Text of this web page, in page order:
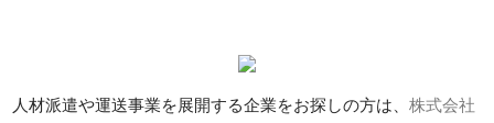
人材派遣や運送事業を展開する企業をお探しの方は、株式会社